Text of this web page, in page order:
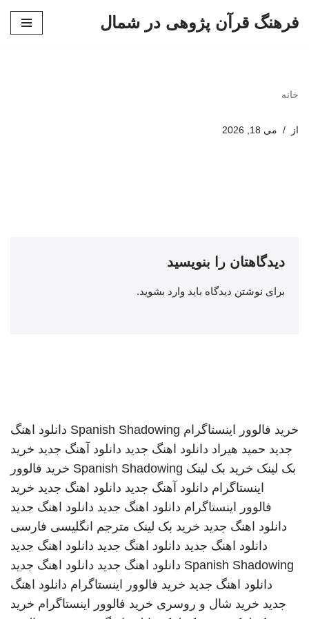
فرهنگ قرآن پژوهی در شمال
خانه
از می 18, 2026
دیدگاهتان را بنویسید
برای نوشتن دیدگاه باید وارد بشوید.
خرید فالوور اینستاگرام Spanish Shadowing دانلود اهنگ
جدید حمید هیراد دانلود اهنگ جدید دانلود آهنگ جدید خرید
بک لینک خرید بک لینک Spanish Shadowing خرید فالوور
اینستاگرام دانلود آهنگ جدید دانلود اهنگ جدید خرید
فالوور اینستاگرام دانلود اهنگ جدید دانلود اهنگ جدید
دانلود اهنگ جدید خرید بک لینک مترجم انگلیسی فارسی
دانلود اهنگ جدید دانلود اهنگ جدید دانلود اهنگ جدید
Spanish Shadowing دانلود اهنگ جدید دانلود اهنگ جدید
دانلود اهنگ جدید خرید فالوور اینستاگرام دانلود اهنگ
جدید خرید شال و روسری خرید فالوور اینستاگرام خرید